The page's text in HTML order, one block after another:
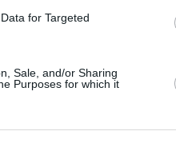
for Targeted
Sale, and/or Sharing
Purposes for which it
άλλων σημειώνει: